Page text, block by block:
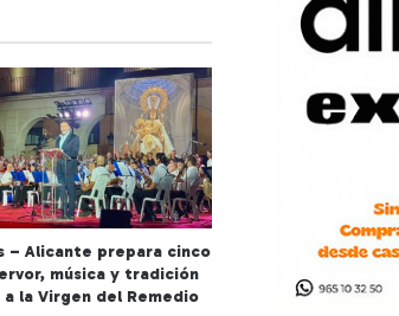
– Alicante prepara cinco
música y tradición
a la Virgen del Remedio